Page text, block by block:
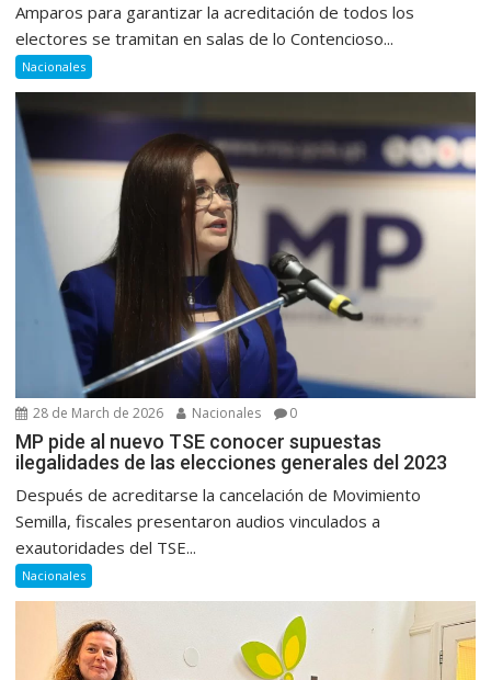
Amparos para garantizar la acreditación de todos los
electores se tramitan en salas de lo Contencioso...
Nacionales
28 de March de 2026 Nacionales 0
MP pide al nuevo TSE conocer supuestas
ilegalidades de las elecciones generales del 2023
Después de acreditarse la cancelación de Movimiento
Semilla, fiscales presentaron audios vinculados a
exautoridades del TSE...
Nacionales